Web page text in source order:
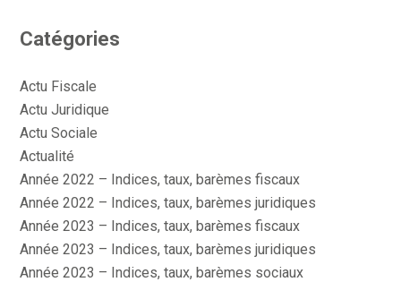
Catégories
Actu Fiscale
Actu Juridique
Actu Sociale
Actualité
Année 2022 – Indices, taux, barèmes fiscaux
Année 2022 – Indices, taux, barèmes juridiques
Année 2023 – Indices, taux, barèmes fiscaux
Année 2023 – Indices, taux, barèmes juridiques
Année 2023 – Indices, taux, barèmes sociaux